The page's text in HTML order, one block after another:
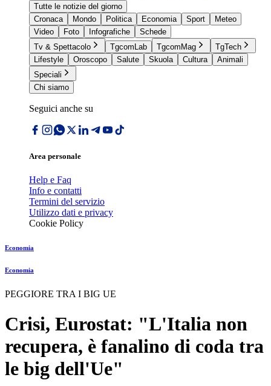
Tutte le notizie del giorno
Cronaca
Mondo Politica Economia Sport
Meteo
Video
Foto Infografiche
Schede
Tv & Spettacolo
TgcomLab TgcomMag
TgTech
Lifestyle
Oroscopo Salute Skuola Cultura
Animali
Speciali
Chi siamo
Seguici anche su
Area personale
Help e Faq
Info e contatti
Termini del servizio
Utilizzo dati e privacy
Cookie Policy
Economia
Economia
PEGGIORE TRA I BIG UE
Crisi, Eurostat: "L'Italia non
recupera, è fanalino di coda tra
le big dell'Ue"